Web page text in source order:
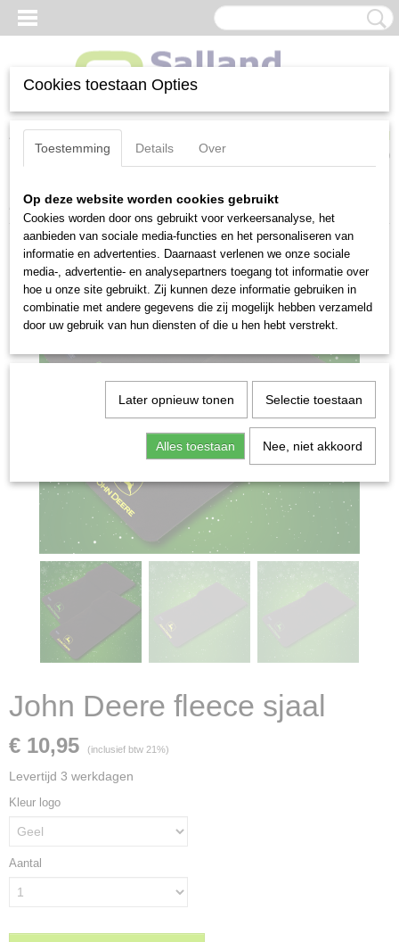
Inloggen Registreren
(0)
Home >Tractor pulling>Sjaals>John Deere fleece sjaal
John Deere fleece sjaal
€ 10,95 (inclusief btw 21%)
Levertijd 3 werkdagen
Kleur logo
Aantal
Cookies toestaan Opties
Toestemming Details Over
Op deze website worden cookies gebruikt
Cookies worden door ons gebruikt voor verkeersanalyse, het
aanbieden van sociale media-functies en het personaliseren van
informatie en advertenties. Daarnaast verlenen we onze sociale
media-, advertentie- en analysepartners toegang tot informatie over
hoe u onze site gebruikt. Zij kunnen deze informatie gebruiken in
combinatie met andere gegevens die zij mogelijk hebben verzameld
door uw gebruik van hun diensten of die u hen hebt verstrekt.
Later opnieuw tonen Selectie toestaan
Alles toestaan Nee, niet akkoord